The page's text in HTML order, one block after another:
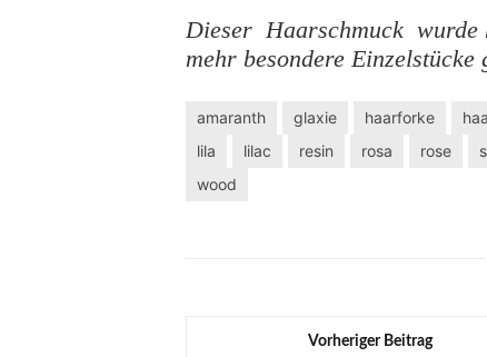
Dieser Haarschmuck wurde
mehr besondere
amaranth glaxie haarforke
lila
lilac resin rosa rose
wood
Vorheriger Beitrag